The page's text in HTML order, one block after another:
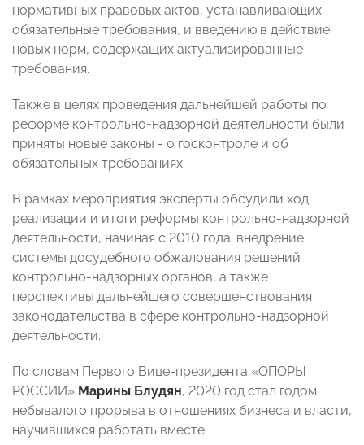
нормативных правовых актов, устанавливающих
обязательные требования, и введению в действие
новых норм, содержащих актуализированные
требования.
Также в целях проведения дальнейшей работы по
реформе контрольно-надзорной деятельности были
приняты новые законы - о госконтроле и об
обязательных требованиях.
В рамках мероприятия эксперты обсудили ход
реализации и итоги реформы контрольно-надзорной
деятельности, начиная с 2010 года; внедрение
системы досудебного обжалования решений
контрольно-надзорных органов, а также
перспективы дальнейшего совершенствования
законодательства в сфере контрольно-надзорной
деятельности.
По словам Первого Вице-президента «ОПОРЫ
РОССИИ» Марины Блудян, 2020 год стал годом
небывалого прорыва в отношениях бизнеса и власти,
научившихся работать вместе.